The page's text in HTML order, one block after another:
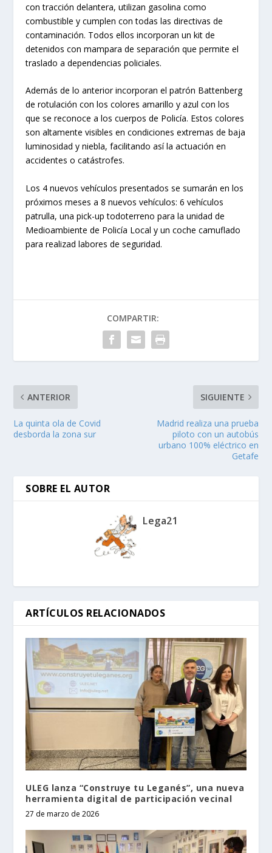
con tracción delantera, utilizan gasolina como
combustible y cumplen con todas las directivas de
contaminación. Todos ellos incorporan un kit de
detenidos con mampara de separación que permite el
traslado a dependencias policiales.
Además de lo anterior incorporan el patrón Battenberg
de rotulación con los colores amarillo y azul con los
que se reconoce a los cuerpos de Policía. Estos colores
son altamente visibles en condiciones extremas de baja
luminosidad y niebla, facilitando así la actuación en
accidentes o catástrofes.
Los 4 nuevos vehículos presentados se sumarán en los
próximos meses a 8 nuevos vehículos: 6 vehículos
patrulla, una pick-up todoterreno para la unidad de
Medioambiente de Policía Local y un coche camuflado
para realizad labores de seguridad.
COMPARTIR:
ANTERIOR
La quinta ola de Covid
desborda la zona sur
SIGUIENTE
Madrid realiza una prueba
piloto con un autobús
urbano 100% eléctrico en
Getafe
SOBRE EL AUTOR
Lega21
ARTÍCULOS RELACIONADOS
ULEG lanza “Construye tu Leganés”, una nueva
herramienta digital de participación vecinal
27 de marzo de 2026